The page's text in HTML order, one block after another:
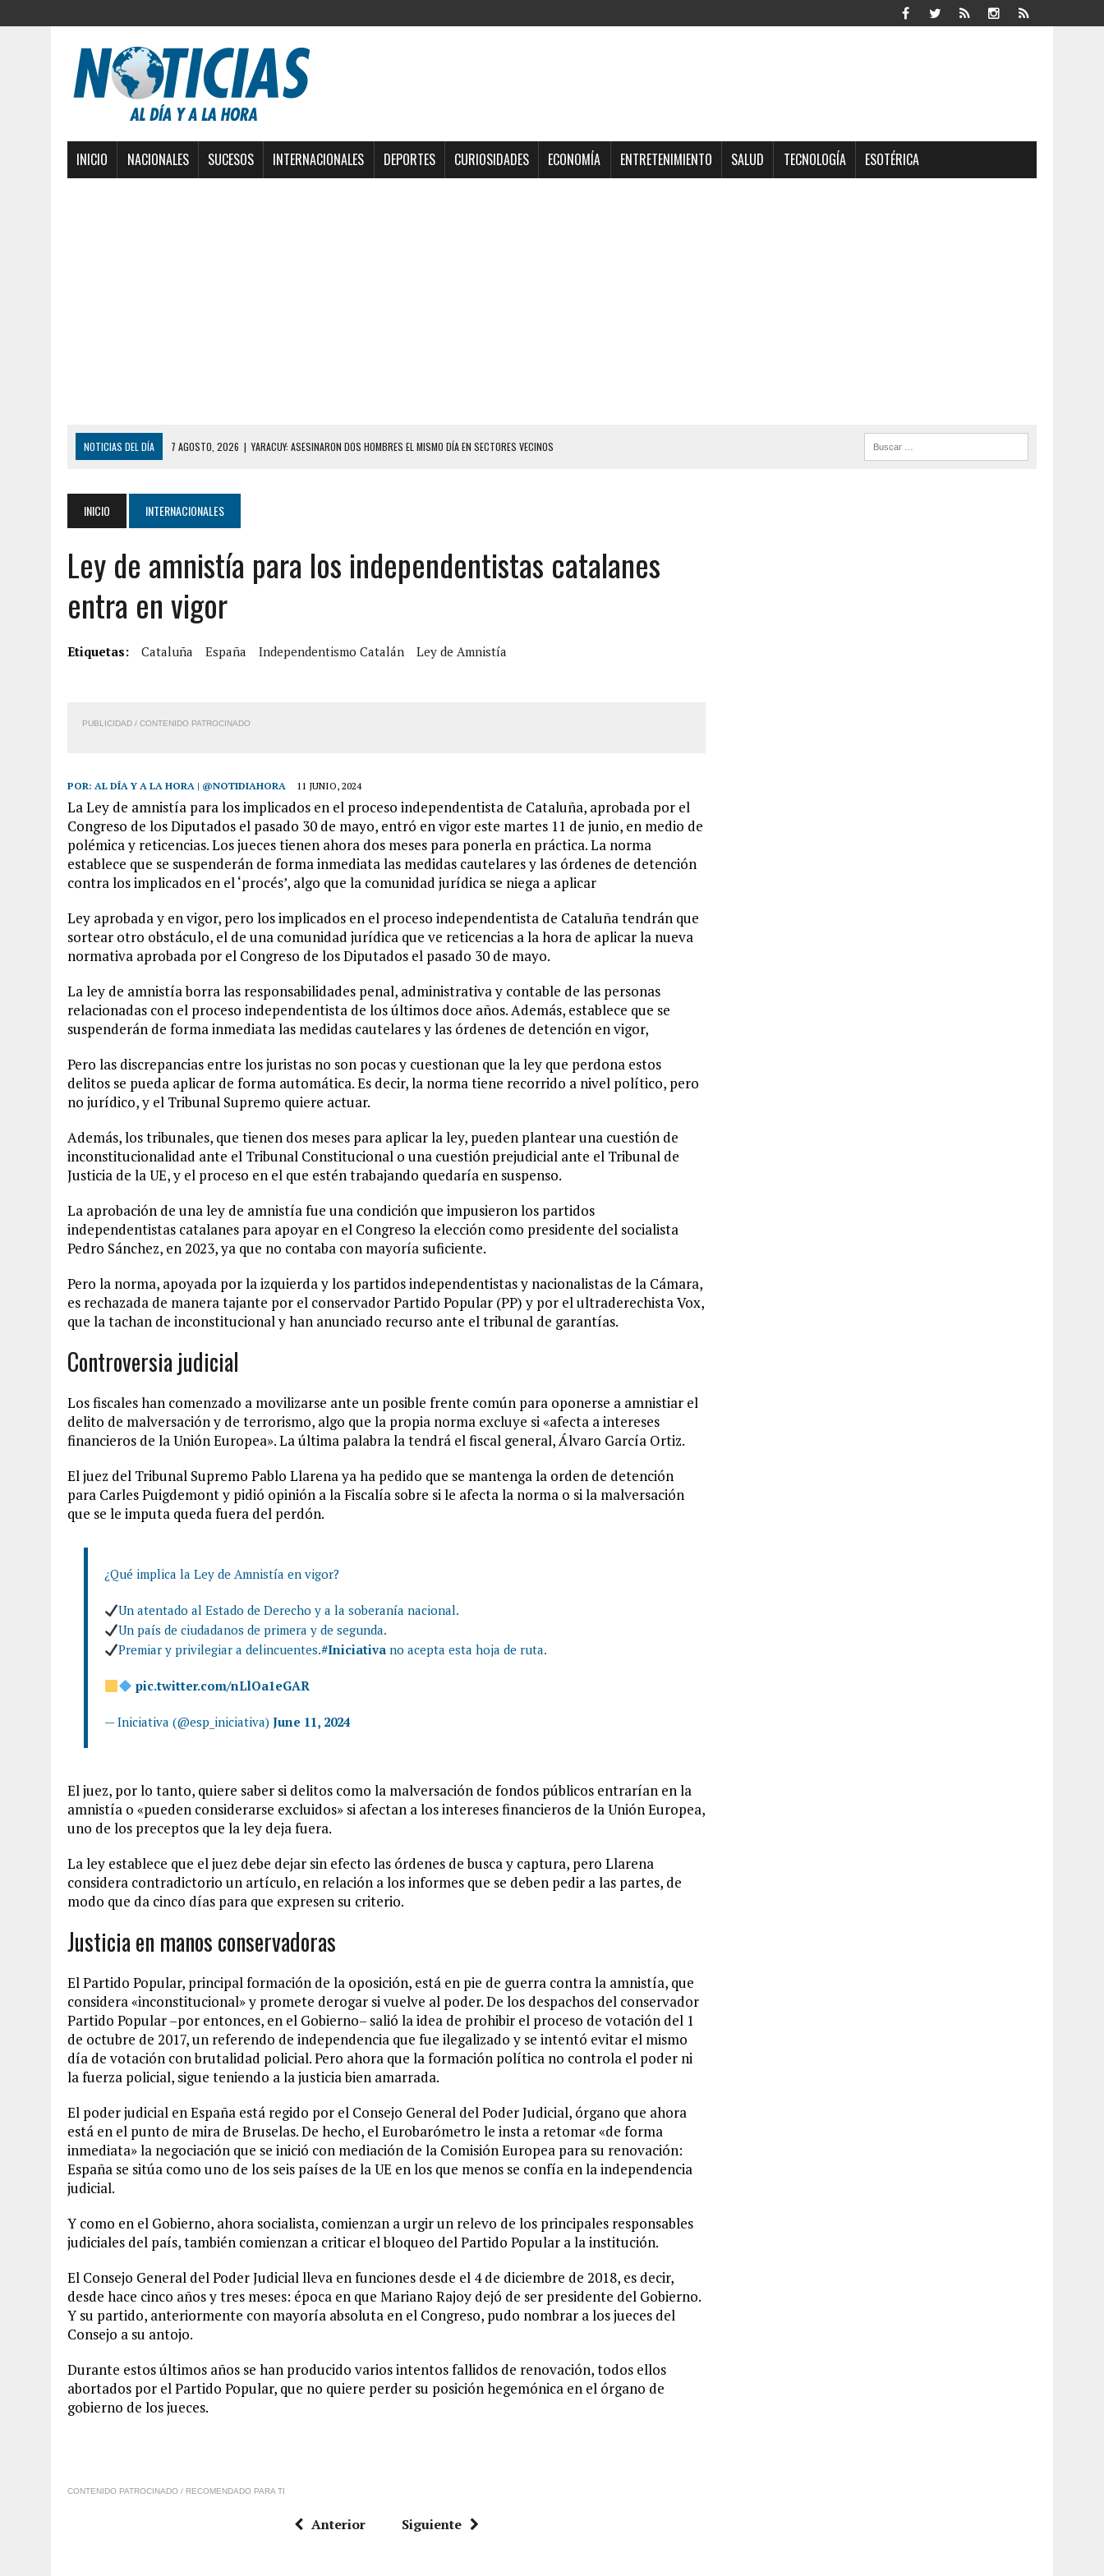
INICIO NACIONALES SUCESOS INTERNACIONALES DEPORTES CURIOSIDADES ECONOMÍA ENTRETENIMIENTO SALUD TECNOLOGÍA ESOTÉRICA
NOTICIAS DEL DÍA 7 AGOSTO, 2026 | LOCALIZARON CUERPO DE ‘LA SEÑORA DE LAS UÑAS BONITAS’ 42 DÍAS DESPUÉS DE LOS TERREMOTOS EN LA
6 AGOSTO, 2026 | BARINAS: ADOLESCENTE SE QUITÓ LA VIDA TRAS SER ACOSADA Y ABUSADA POR LA PAREJA DE SU ABUELA
6 AGOSTO, 2026
CONMOCIÓN EN COLORADO POR ASESINATO DE UNA ADOLESCENTE VENEZOLANA EN REUNIÓN CON AMIGOS
5 AGOSTO, 2026 | PRESUNTO BROTE PSICÓTICO POR FALTA DE TRATAMIENTO DESENCADENÓ TRAGEDIA FAMILIAR
5 AGOSTO, 2026
HORROR EN BARINAS: UN HOMBRE INDUJO AL SUICIDIO A UNA ADOLESCENTE DE 13 AÑOS TRAS ABUSAR DE ELLA
EDIFICIO PETUNIA
7 AGOSTO, 2026 | HOMBRE ASESINÓ A SU TÍA CON UN PUÑAL Y DEJÓ HERIDAS A SU PRIMA Y A OTRO FAMILIAR EN BOLÍVAR
INICIO INTERNACIONALES
Ley de amnistía para los independentistas catalanes
entra en vigor
Etiquetas: Cataluña España Independentismo Catalán Ley de Amnistía
PUBLICIDAD / CONTENIDO PATROCINADO
POR: AL DÍA Y A LA HORA | @NOTIDIAHORA 11 JUNIO, 2024
La Ley de amnistía para los implicados en el proceso independentista de Cataluña, aprobada por el
Congreso de los Diputados el pasado 30 de mayo, entró en vigor este martes 11 de junio, en medio de
polémica y reticencias. Los jueces tienen ahora dos meses para ponerla en práctica. La norma
establece que se suspenderán de forma inmediata las medidas cautelares y las órdenes de detención
contra los implicados en el ‘procés’, algo que la comunidad jurídica se niega a aplicar
Ley aprobada y en vigor, pero los implicados en el proceso independentista de Cataluña tendrán que
sortear otro obstáculo, el de una comunidad jurídica que ve reticencias a la hora de aplicar la nueva
normativa aprobada por el Congreso de los Diputados el pasado 30 de mayo.
La ley de amnistía borra las responsabilidades penal, administrativa y contable de las personas
relacionadas con el proceso independentista de los últimos doce años. Además, establece que se
suspenderán de forma inmediata las medidas cautelares y las órdenes de detención en vigor,
Pero las discrepancias entre los juristas no son pocas y cuestionan que la ley que perdona estos
delitos se pueda aplicar de forma automática. Es decir, la norma tiene recorrido a nivel político, pero
no jurídico, y el Tribunal Supremo quiere actuar.
Además, los tribunales, que tienen dos meses para aplicar la ley, pueden plantear una cuestión de
inconstitucionalidad ante el Tribunal Constitucional o una cuestión prejudicial ante el Tribunal de
Justicia de la UE, y el proceso en el que estén trabajando quedaría en suspenso.
La aprobación de una ley de amnistía fue una condición que impusieron los partidos
independentistas catalanes para apoyar en el Congreso la elección como presidente del socialista
Pedro Sánchez, en 2023, ya que no contaba con mayoría suficiente.
Pero la norma, apoyada por la izquierda y los partidos independentistas y nacionalistas de la Cámara,
es rechazada de manera tajante por el conservador Partido Popular (PP) y por el ultraderechista Vox,
que la tachan de inconstitucional y han anunciado recurso ante el tribunal de garantías.
Controversia judicial
Los fiscales han comenzado a movilizarse ante un posible frente común para oponerse a amnistiar el
delito de malversación y de terrorismo, algo que la propia norma excluye si «afecta a intereses
financieros de la Unión Europea». La última palabra la tendrá el fiscal general, Álvaro García Ortiz.
El juez del Tribunal Supremo Pablo Llarena ya ha pedido que se mantenga la orden de detención
para Carles Puigdemont y pidió opinión a la Fiscalía sobre si le afecta la norma o si la malversación
que se le imputa queda fuera del perdón.
¿Qué implica la Ley de Amnistía en vigor?
Un atentado al Estado de Derecho y a la soberanía nacional.
Un país de ciudadanos de primera y de segunda.
Premiar y privilegiar a delincuentes.#Iniciativa no acepta esta hoja de ruta.
pic.twitter.com/nLlOa1eGAR
— Iniciativa (@esp_iniciativa) June 11, 2024
El juez, por lo tanto, quiere saber si delitos como la malversación de fondos públicos entrarían en la
amnistía o «pueden considerarse excluidos» si afectan a los intereses financieros de la Unión Europea,
uno de los preceptos que la ley deja fuera.
La ley establece que el juez debe dejar sin efecto las órdenes de busca y captura, pero Llarena
considera contradictorio un artículo, en relación a los informes que se deben pedir a las partes, de
modo que da cinco días para que expresen su criterio.
Justicia en manos conservadoras
El Partido Popular, principal formación de la oposición, está en pie de guerra contra la amnistía, que
considera «inconstitucional» y promete derogar si vuelve al poder. De los despachos del conservador
Partido Popular –por entonces, en el Gobierno– salió la idea de prohibir el proceso de votación del 1
de octubre de 2017, un referendo de independencia que fue ilegalizado y se intentó evitar el mismo
día de votación con brutalidad policial. Pero ahora que la formación política no controla el poder ni
la fuerza policial, sigue teniendo a la justicia bien amarrada.
El poder judicial en España está regido por el Consejo General del Poder Judicial, órgano que ahora
está en el punto de mira de Bruselas. De hecho, el Eurobarómetro le insta a retomar «de forma
inmediata» la negociación que se inició con mediación de la Comisión Europea para su renovación:
España se sitúa como uno de los seis países de la UE en los que menos se confía en la independencia
judicial.
Y como en el Gobierno, ahora socialista, comienzan a urgir un relevo de los principales responsables
judiciales del país, también comienzan a criticar el bloqueo del Partido Popular a la institución.
El Consejo General del Poder Judicial lleva en funciones desde el 4 de diciembre de 2018, es decir,
desde hace cinco años y tres meses: época en que Mariano Rajoy dejó de ser presidente del Gobierno.
Y su partido, anteriormente con mayoría absoluta en el Congreso, pudo nombrar a los jueces del
Consejo a su antojo.
Durante estos últimos años se han producido varios intentos fallidos de renovación, todos ellos
abortados por el Partido Popular, que no quiere perder su posición hegemónica en el órgano de
gobierno de los jueces.
CONTENIDO PATROCINADO / RECOMENDADO PARA TI
Anterior Siguiente